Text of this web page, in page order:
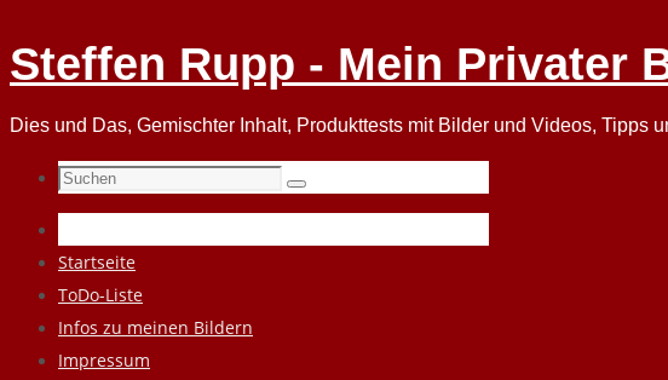
Steffen Rupp - Mein Privater
Dies und Das, Gemischter Inhalt, Produkttests mit Bilder und Videos, Tipps
Suchen
nach:
Suchen
Zum
Inhalt
springen
Startseite
ToDo-Liste
Infos zu meinen Bildern
Impressum